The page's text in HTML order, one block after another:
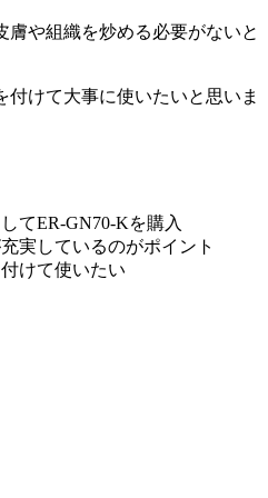
や組織を炒める必要がないと
けて大事に使いたいと思いま
てER-GN70-Kを購入
実しているのがポイント
けて使いたい